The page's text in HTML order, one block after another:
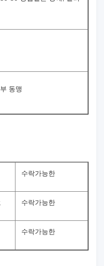
동맹
수락가능한
수락가능한
수락가능한